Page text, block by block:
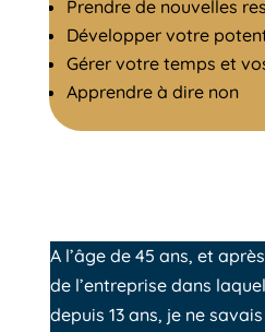
Prendre de nouvelles
Développer votre
Gérer votre temps et
Apprendre à dire non
A l’âge de 45 ans, et
de l’entreprise dans
depuis 13 ans, je ne